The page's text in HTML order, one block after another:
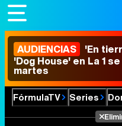
AUDIENCIAS 'En
'Dog House' en La 1
martes
FórmulaTV Series